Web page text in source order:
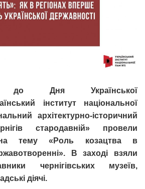
Дня Української
інститут національної
архітектурно-історичний
стародавній» провели
тему «Роль козацтва в
В заході взяли
чернігівських музеїв,
діячі.